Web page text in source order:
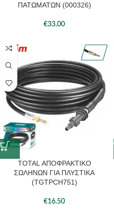
ΠΑΤΩΜΑΤΩΝ (000326)
€33.00
TOTAL ΑΠΟΦΡΑΚΤΙΚΟ
ΣΩΛΗΝΩΝ ΓΙΑ ΠΛΥΣΤΙΚΑ
(TGTPCH751)
€16.50